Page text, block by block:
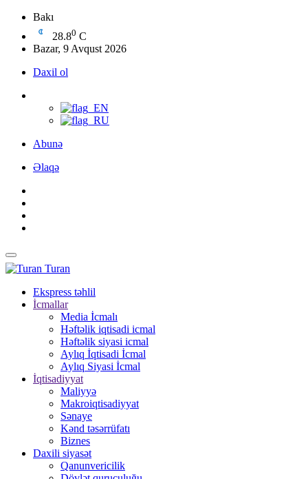
Bakı
28.80 C
Bazar, 9 Avqust 2026
Daxil ol
Abunə
Əlaqə
Turan
Ekspress təhlil
İcmallar
Media İcmalı
Həftəlik iqtisadi icmal
Həftəlik siyasi icmal
Aylıq İqtisadi İcmal
Aylıq Siyasi İcmal
İqtisadiyyat
Maliyyə
Makroiqtisadiyyat
Sənaye
Kənd təsərrüfatı
Biznes
Daxili siyasət
Qanunvericilik